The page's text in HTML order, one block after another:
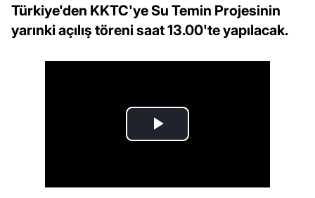
Türkiye'den KKTC'ye Su Temin Projesinin
yarınki açılış töreni saat 13.00'te yapılacak.